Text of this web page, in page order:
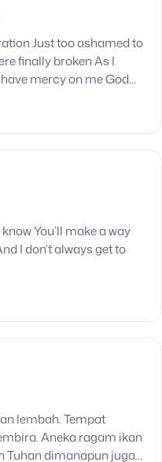
Just too ashamed to
finally broken As I
mercy on me God…
You’ll make a way
I don’t always get to
lembah. Tempat
Aneka ragam ikan
Tuhan dimanapun juga.